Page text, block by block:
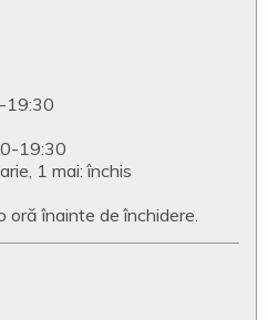
19:30
19:30
1 mai: închis
oră înainte de închidere.